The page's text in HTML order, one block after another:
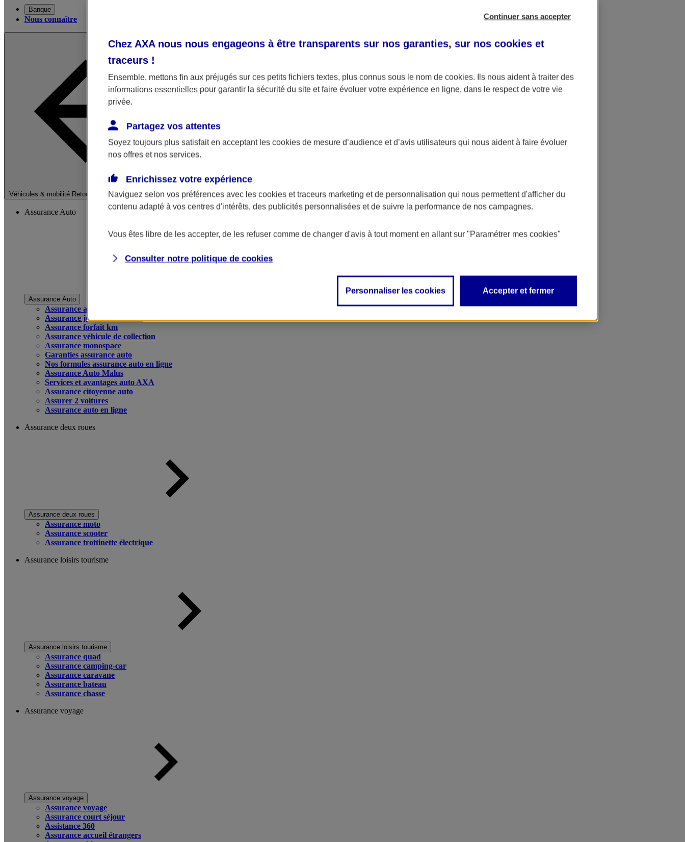
Banque
Nous connaître
Véhicules & mobilité Retour à la section précédente
Fermer le menu principal
Assurance Auto
Assurance Auto
Assurance auto
Assurance jeune conducteur
Assurance forfait km
Assurance véhicule de collection
Assurance monospace
Garanties assurance auto
Nos formules assurance auto en ligne
Assurance Auto Malus
Services et avantages auto AXA
Assurance citoyenne auto
Assurer 2 voitures
Assurance auto en ligne
Assurance deux roues
Assurance deux roues
Assurance moto
Assurance scooter
Assurance trottinette électrique
Assurance loisirs tourisme
Assurance loisirs tourisme
Assurance quad
Assurance camping-car
Assurance caravane
Assurance bateau
Assurance chasse
Assurance voyage
Assurance voyage
Assurance voyage
Assurance court séjour
Assistance 360
Assurance accueil étrangers
Continuer sans accepter
Chez AXA nous nous engageons à être transparents sur nos garanties, sur nos cookies et
traceurs !
Ensemble, mettons fin aux préjugés sur ces petits fichiers textes, plus connus sous le nom de cookies. Ils nous aident à traiter des
informations essentielles pour garantir la sécurité du site et faire évoluer votre expérience en ligne, dans le respect de votre vie
privée.
Partagez vos attentes
Soyez toujours plus satisfait en acceptant les cookies de mesure d’audience et d’avis utilisateurs qui nous aident à faire évoluer
nos offres et nos services.
Enrichissez votre expérience
Naviguez selon vos préférences avec les cookies et traceurs marketing et de personnalisation qui nous permettent d'afficher du
contenu adapté à vos centres d'intérêts, des publicités personnalisées et de suivre la performance de nos campagnes.
Vous êtes libre de les accepter, de les refuser comme de changer d'avis à tout moment en allant sur "Paramétrer mes cookies"
Consulter notre politique de cookies
Personnaliser les cookies Accepter et fermer